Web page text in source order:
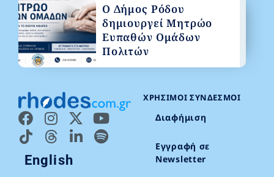
English
ΧΡΉΣΙΜΟΙ ΣΎΝΔΕΣΜΟΙ
Διαφήμιση
Εγγραφή σε
Newsletter
Ο Δήμος Ρόδου
δημιουργεί Μητρώο
Ευπαθών Ομάδων
Πολιτών